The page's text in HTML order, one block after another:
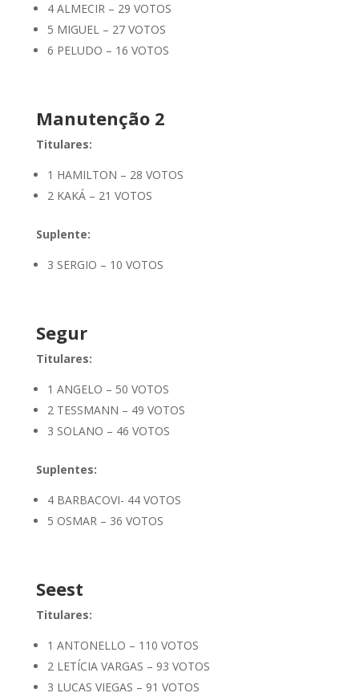
4 ALMECIR – 29 VOTOS
5 MIGUEL – 27 VOTOS
6 PELUDO – 16 VOTOS
Manutenção 2
Titulares:
1 HAMILTON – 28 VOTOS
2 KAKÁ – 21 VOTOS
Suplente:
3 SERGIO – 10 VOTOS
Segur
Titulares:
1 ANGELO – 50 VOTOS
2 TESSMANN – 49 VOTOS
3 SOLANO – 46 VOTOS
Suplentes:
4 BARBACOVI- 44 VOTOS
5 OSMAR – 36 VOTOS
Seest
Titulares:
1 ANTONELLO – 110 VOTOS
2 LETÍCIA VARGAS – 93 VOTOS
3 LUCAS VIEGAS – 91 VOTOS